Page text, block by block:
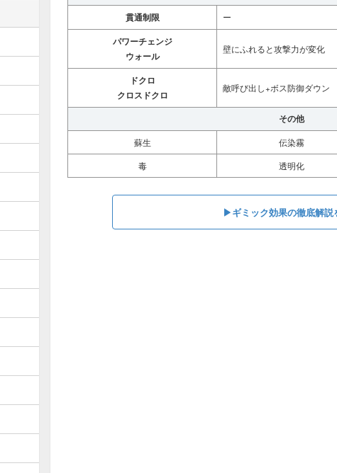
貫通制限
ー
パワーチェンジ
ウォール
壁にふれると攻撃力が変化
ドクロ
クロスドクロ
敵呼び出し+ボス防御ダウン
その他
蘇生 伝染霧
毒 透明化
▶︎ギミック効果の徹底解説